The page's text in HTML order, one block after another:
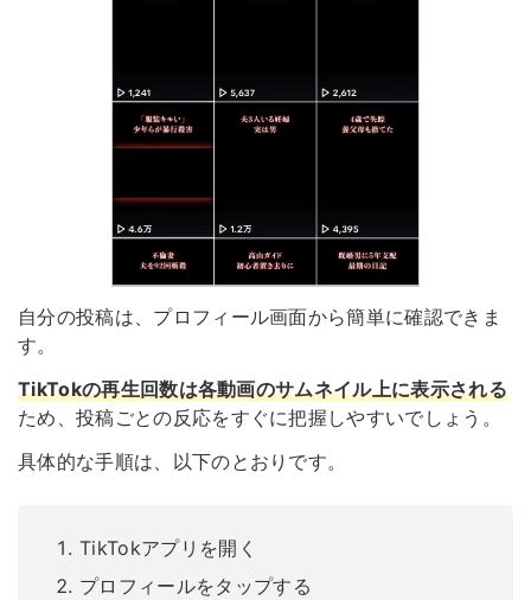
自分の投稿は、プロフィール画面から簡単に確認できま
す。
TikTokの再生回数は各動画のサムネイル上に表示される
ため、投稿ごとの反応をすぐに把握しやすいでしょう。
具体的な手順は、以下のとおりです。
TikTokアプリを開く
プロフィールをタップする